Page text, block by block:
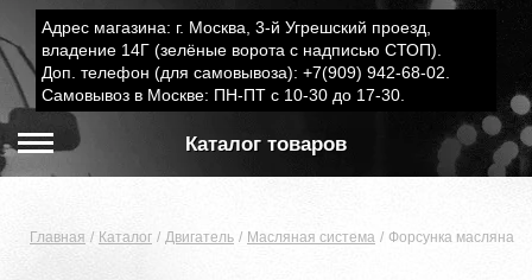
Адрес магазина: г. Москва, 3-й Угрешский проезд,
владение 14Г (зелёные ворота с надписью СТОП).
Доп. телефон (для самовывоза): +7(909) 942-68-02.
Самовывоз в Москве: ПН-ПТ с 10-30 до 17-30.
Каталог товаров
Главная Каталог Двигатель Масляная система Форсунка масляная